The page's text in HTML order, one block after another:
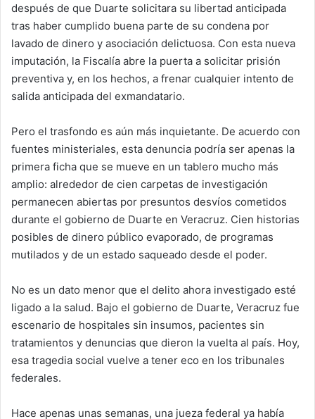
después de que Duarte solicitara su libertad anticipada
tras haber cumplido buena parte de su condena por
lavado de dinero y asociación delictuosa. Con esta nueva
imputación, la Fiscalía abre la puerta a solicitar prisión
preventiva y, en los hechos, a frenar cualquier intento de
salida anticipada del exmandatario.
Pero el trasfondo es aún más inquietante. De acuerdo con
fuentes ministeriales, esta denuncia podría ser apenas la
primera ficha que se mueve en un tablero mucho más
amplio: alrededor de cien carpetas de investigación
permanecen abiertas por presuntos desvíos cometidos
durante el gobierno de Duarte en Veracruz. Cien historias
posibles de dinero público evaporado, de programas
mutilados y de un estado saqueado desde el poder.
No es un dato menor que el delito ahora investigado esté
ligado a la salud. Bajo el gobierno de Duarte, Veracruz fue
escenario de hospitales sin insumos, pacientes sin
tratamientos y denuncias que dieron la vuelta al país. Hoy,
esa tragedia social vuelve a tener eco en los tribunales
federales.
Hace apenas unas semanas, una jueza federal ya había